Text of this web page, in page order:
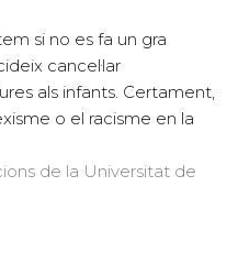
si no es fa un gra
cancel·lar
als infants. Certament,
o el racisme en la
de la Universitat de